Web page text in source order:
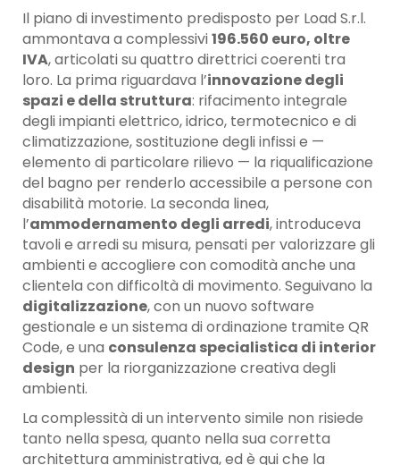
Il piano di investimento predisposto per Load S.r.l.
ammontava a complessivi196.560 euro, oltre
IVA, articolati su quattro direttrici coerenti tra
loro. La prima riguardava l’innovazione degli
spazi e della struttura: rifacimento integrale
degli impianti elettrico, idrico, termotecnico e di
climatizzazione, sostituzione degli infissi e —
elemento di particolare rilievo — la riqualificazione
del bagno per renderlo accessibile a persone con
disabilità motorie. La seconda linea,
l’ammodernamento degli arredi, introduceva
tavoli e arredi su misura, pensati per valorizzare gli
ambienti e accogliere con comodità anche una
clientela con difficoltà di movimento. Seguivano la
digitalizzazione, con un nuovo software
gestionale e un sistema di ordinazione tramite QR
Code, e una consulenza specialistica di interior
design per la riorganizzazione creativa degli
ambienti.
La complessità di un intervento simile non risiede
tanto nella spesa, quanto nella sua corretta
architettura amministrativa, ed è qui che la